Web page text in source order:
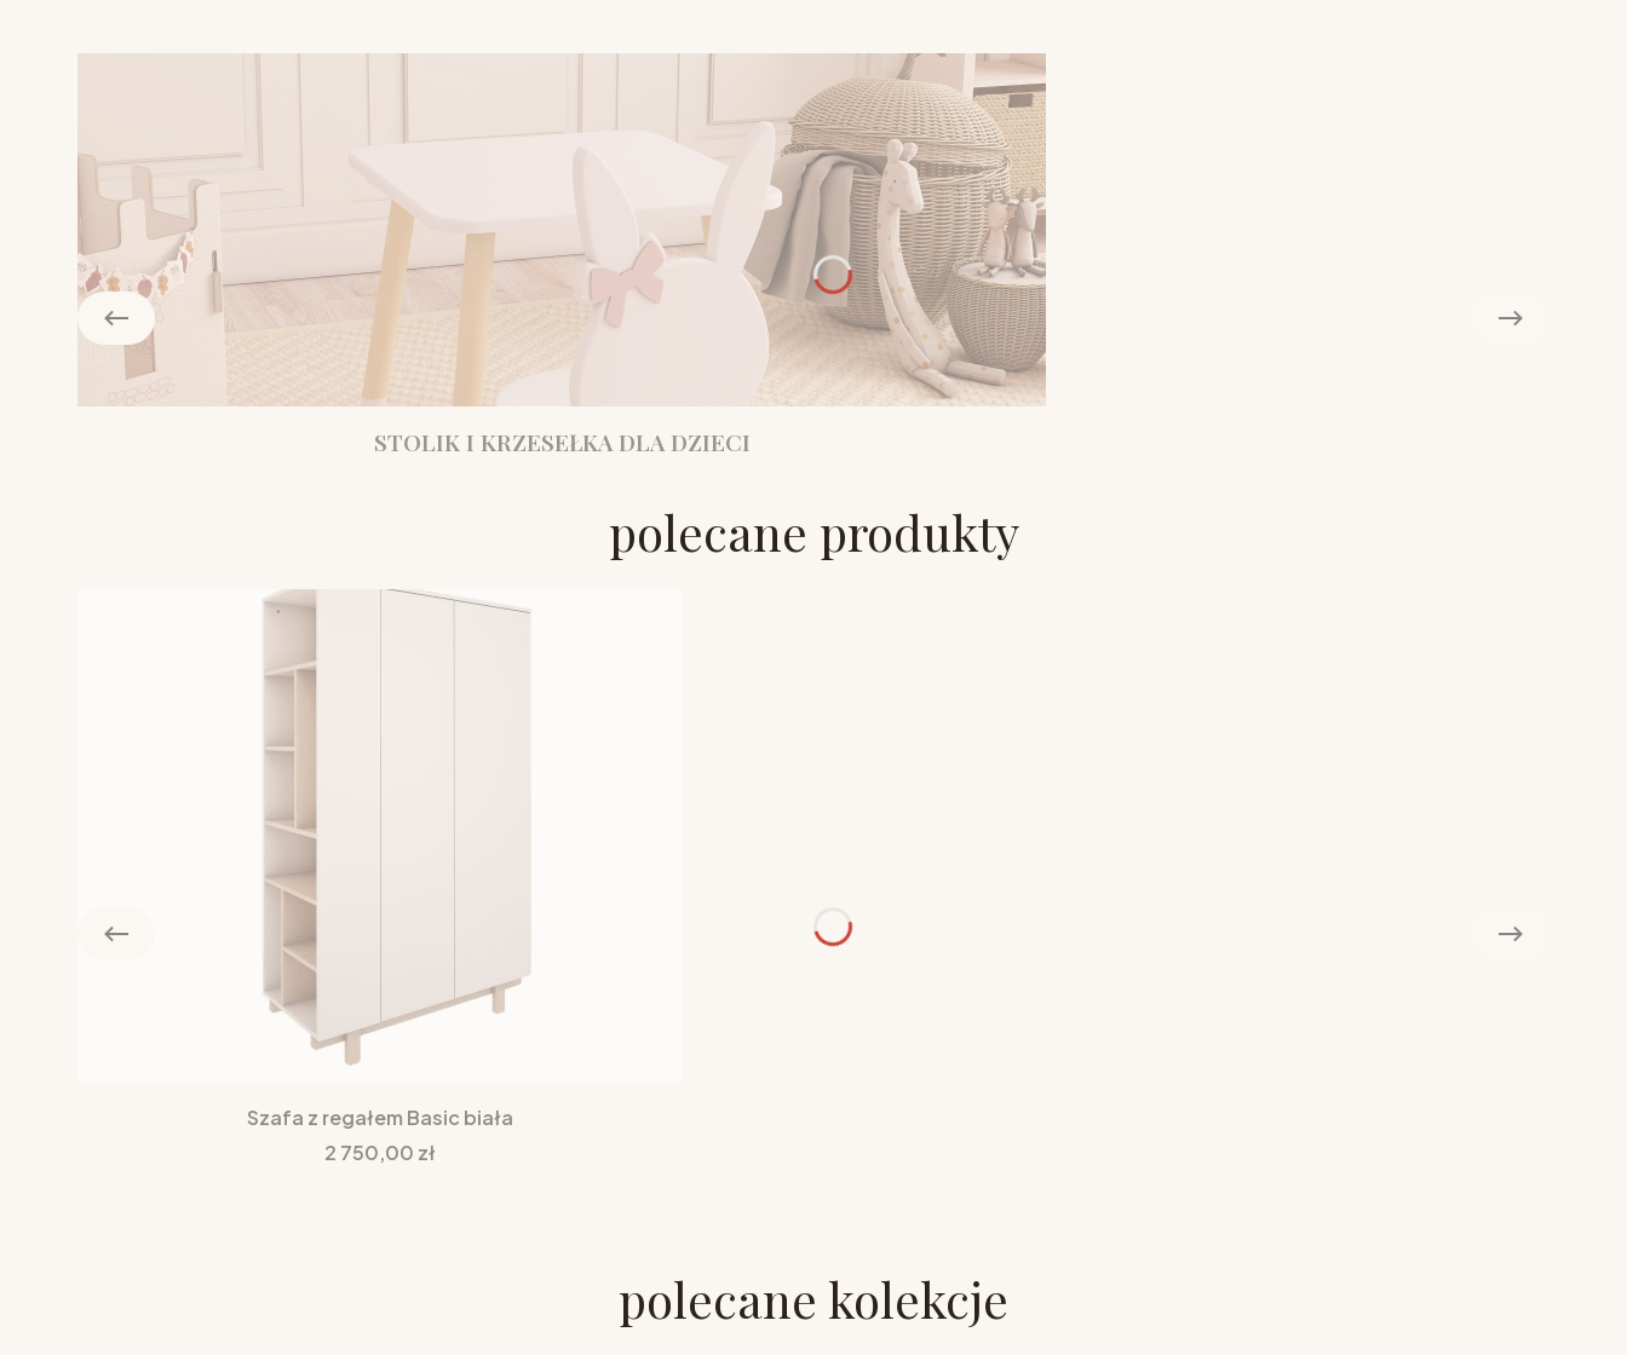
STOLIK I KRZESEŁKA DLA DZIECI
polecane produkty
Szafa z regałem Basic biała
Cena
2 750,00 zł
polecane kolekcje